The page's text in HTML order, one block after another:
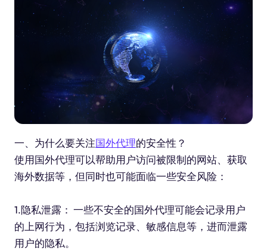
一、为什么要关注国外代理的安全性？
使用国外代理可以帮助用户访问被限制的网站、获取
海外数据等，但同时也可能面临一些安全风险：
1.隐私泄露： 一些不安全的国外代理可能会记录用户
的上网行为，包括浏览记录、敏感信息等，进而泄露
用户的隐私。